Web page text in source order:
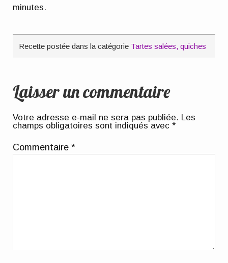
minutes.
Recette postée dans la catégorie Tartes salées, quiches
Laisser un commentaire
Votre adresse e-mail ne sera pas publiée. Les
champs obligatoires sont indiqués avec*
Commentaire*